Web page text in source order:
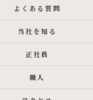
よくある質問
当社を知る
正社員
職人